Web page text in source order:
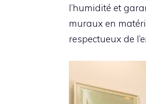
l’humidité et
muraux en
respectueux de